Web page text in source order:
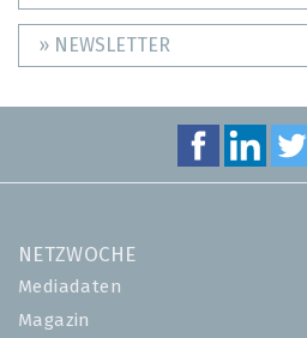
» NEWSLETTER
NETZWOCHE
Mediadaten
Magazin